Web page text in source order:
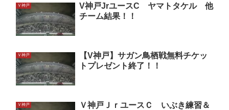
Ｖ神戸
V神戸JrユースC ヤマトタケル 他
チーム結果！！
Ｖ神戸
【V神戸】サガン鳥栖戦無料チケッ
トプレゼント終了！！
Ｖ神戸
Ｖ神戸ＪｒユースＣ いぶき練習＆